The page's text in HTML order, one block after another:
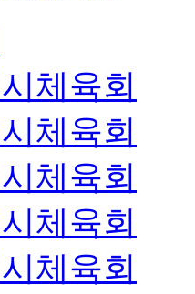
체육회
체육회
체육회
체육회
체육회